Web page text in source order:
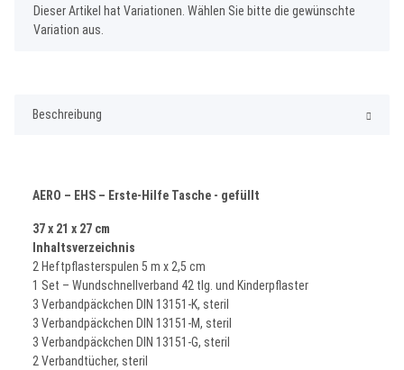
xDieser Artikel hat Variationen. Wählen Sie bitte die gewünschte
Variation aus.
Beschreibung
AERO – EHS – Erste-Hilfe Tasche - gefüllt
37 x 21 x 27 cm
Inhaltsverzeichnis
2 Heftpflasterspulen 5 m x 2,5 cm
1 Set – Wundschnellverband 42 tlg. und Kinderpflaster
3 Verbandpäckchen DIN 13151-K, steril
3 Verbandpäckchen DIN 13151-M, steril
3 Verbandpäckchen DIN 13151-G, steril
2 Verbandtücher, steril